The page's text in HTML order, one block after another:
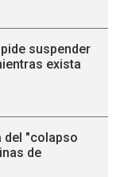
suspender
exista
del "colapso
de